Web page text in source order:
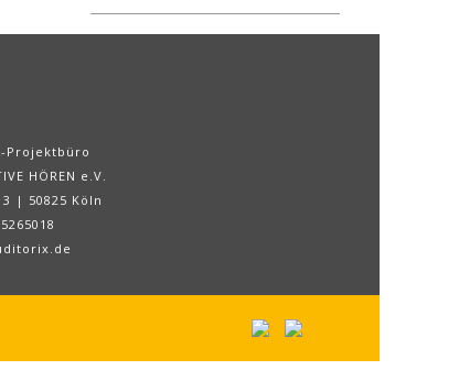
Projektbüro
HÖREN e.V.
| 50825 Köln